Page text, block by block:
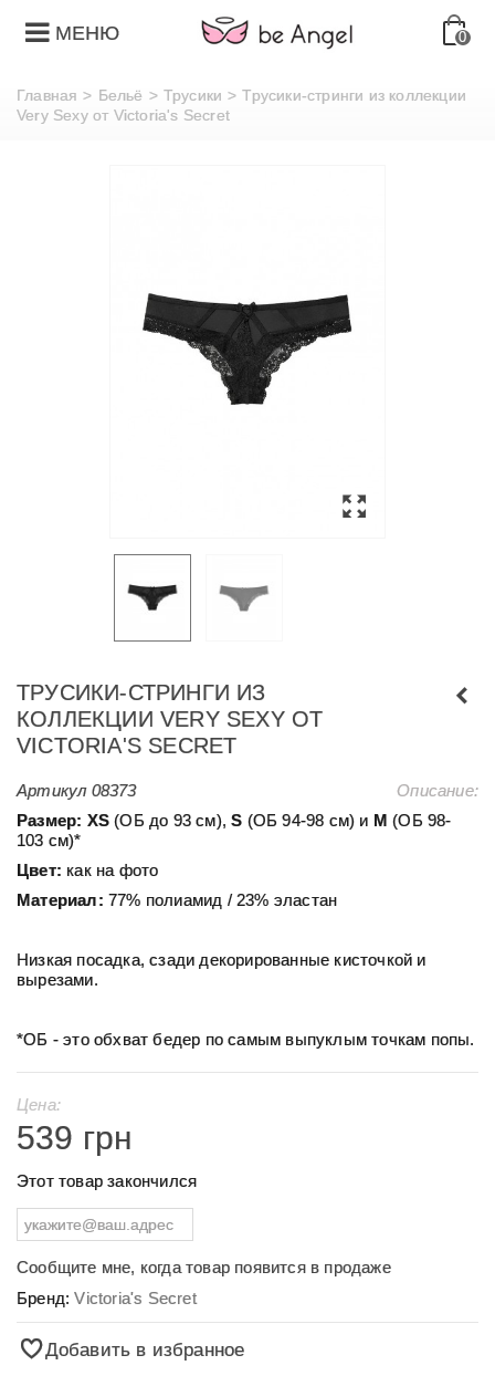
МЕНЮ 0
Главная > Бельё > Трусики > Трусики-стринги из коллекции
Very Sexy от Victoria's Secret
ТРУСИКИ-СТРИНГИ ИЗ
КОЛЛЕКЦИИ VERY SEXY ОТ
VICTORIA'S SECRET
Артикул 08373
Описание:
Размер: ХS (ОБ до 93 см),S (ОБ 94-98 см) и М (ОБ 98-
103 см)*
Цвет: как на фото
Материал: 77% полиамид / 23% эластан
Низкая посадка, сзади декорированные кисточкой и
вырезами.
*ОБ - это обхват бедер по самым выпуклым точкам попы.
Цена:
539 грн
Этот товар закончился
Сообщите мне, когда товар появится в продаже
Бренд:Victoria's Secret
Добавить в избранное